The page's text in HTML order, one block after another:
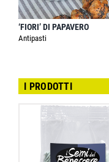
‘FIORI’ DI PAPAVERO
Antipasti
I PRODOTTI